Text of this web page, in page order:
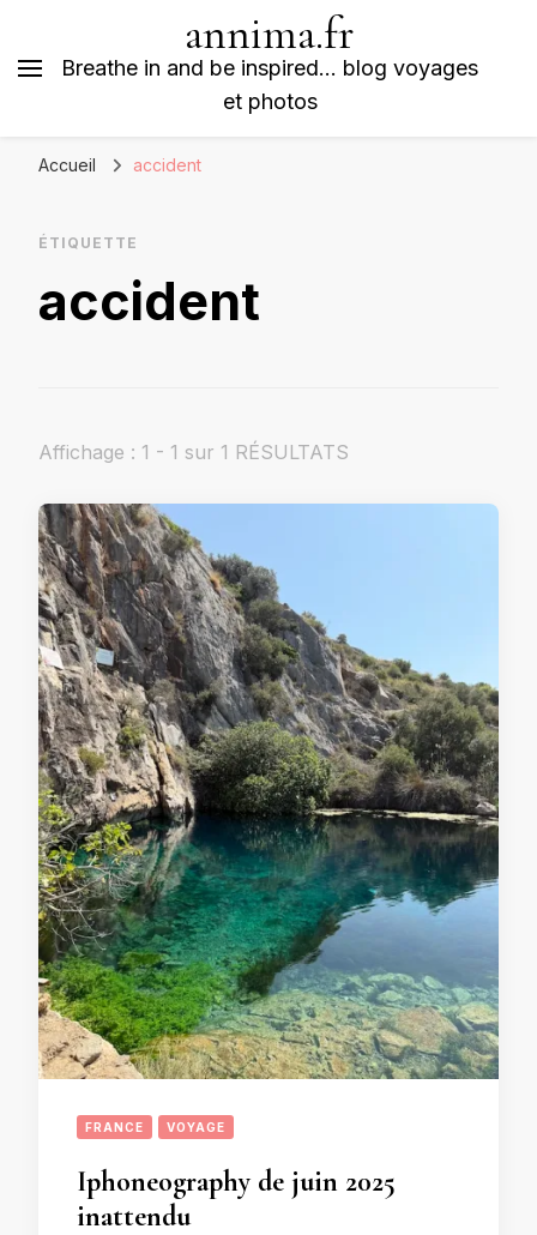
annima.fr
Breathe in and be inspired… blog voyages
et photos
Accueil accident
ÉTIQUETTE
accident
Affichage : 1 - 1 sur 1 RÉSULTATS
FRANCE VOYAGE
Iphoneography de juin 2025
inattendu